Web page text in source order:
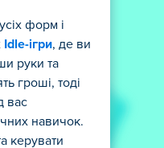
форм і
Idle-ігри, де ви
руки та
гроші, тоді
вас
навичок.
керувати